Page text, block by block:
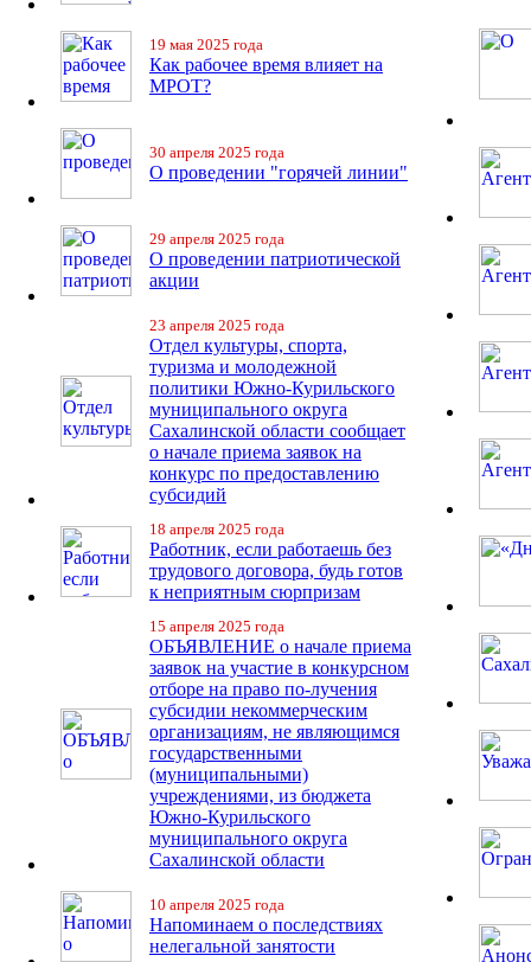
19 мая 2025 года
Как рабочее время влияет на
МРОТ?
30 апреля 2025 года
О проведении "горячей линии"
29 апреля 2025 года
О проведении патриотической
акции
23 апреля 2025 года
Отдел культуры, спорта,
туризма и молодежной
политики Южно-Курильского
муниципального округа
Сахалинской области сообщает
о начале приема заявок на
конкурс по предоставлению
субсидий
18 апреля 2025 года
Работник, если работаешь без
трудового договора, будь готов
к неприятным сюрпризам
15 апреля 2025 года
ОБЪЯВЛЕНИЕ о начале приема
заявок на участие в конкурсном
отборе на право по-лучения
субсидии некоммерческим
организациям, не являющимся
государственными
(муниципальными)
учреждениями, из бюджета
Южно-Курильского
муниципального округа
Сахалинской области
10 апреля 2025 года
Напоминаем о последствиях
нелегальной занятости